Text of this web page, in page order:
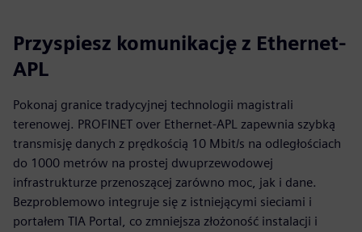
Przyspiesz komunikację z Ethernet-
APL
Pokonaj granice tradycyjnej technologii magistrali
terenowej. PROFINET over Ethernet-APL zapewnia szybką
transmisję danych z prędkością 10 Mbit/s na odległościach
do 1000 metrów na prostej dwuprzewodowej
infrastrukturze przenoszącej zarówno moc, jak i dane.
Bezproblemowo integruje się z istniejącymi sieciami i
portałem TIA Portal, co zmniejsza złożoność instalacji i